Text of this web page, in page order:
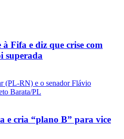
Fifa e diz que crise com
superada
e cria “plano B” para vice